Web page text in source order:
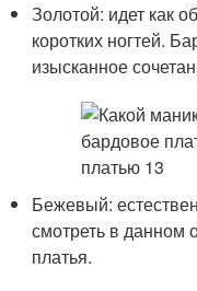
Золотой: идет как
коротких ногтей.
изысканное
Бежевый:
смотреть в данном
платья.